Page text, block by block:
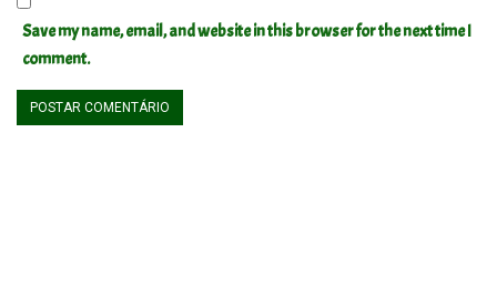
Save my name, email, and website in this browser for the next time I
comment.